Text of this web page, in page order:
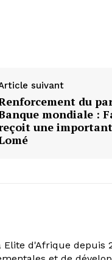
suivant
du
mondiale :
une
d'Afrique depuis